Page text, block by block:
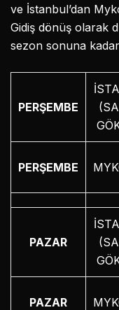
ve İstanbul’dan
Gidiş dönüş olarak
sezon sonuna
PERŞEMBE
PERŞEMBE
PAZAR
PAZAR